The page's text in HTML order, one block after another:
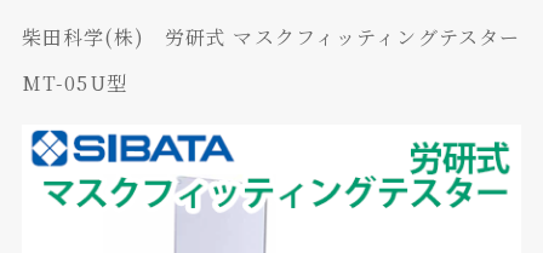
柴田科学(株) 労研式 マスクフィッティングテスター
MT-05U型